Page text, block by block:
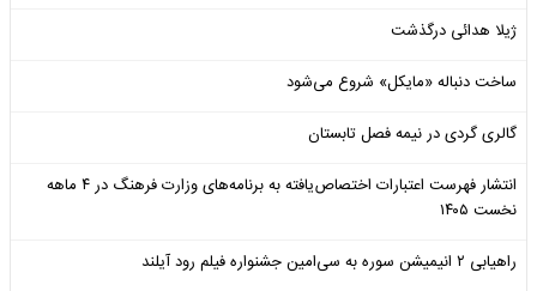
ژیلا هدائی درگذشت
ساخت دنباله «مایکل» شروع می‌شود
گالری گردی در نیمه فصل تابستان
انتشار فهرست اعتبارات اختصاص‌یافته به برنامه‌های وزارت فرهنگ در ۴ ماهه
نخست ۱۴۰۵
راهیابی ۲ انیمیشن سوره به سی‌امین جشنواره فیلم رود آیلند